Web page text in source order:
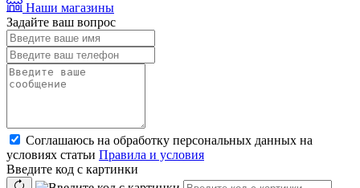
Наши магазины
Задайте ваш вопрос
Соглашаюсь на обработку персональных данных на
условиях статьи Правила и условия
Введите код с картинки